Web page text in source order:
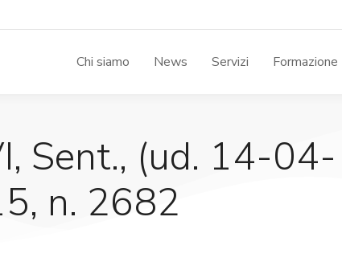
Chi siamo News Servizi Formazione
Sent., (ud. 14-04-
n. 2682